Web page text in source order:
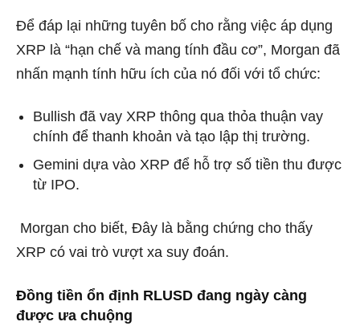
Để đáp lại những tuyên bố cho rằng việc áp dụng
XRP là “hạn chế và mang tính đầu cơ”, Morgan đã
nhấn mạnh tính hữu ích của nó đối với tổ chức:
Bullish đã vay XRP thông qua thỏa thuận vay
chính để thanh khoản và tạo lập thị trường.
Gemini dựa vào XRP để hỗ trợ số tiền thu được
từ IPO.
Morgan cho biết, Đây là bằng chứng cho thấy
XRP có vai trò vượt xa suy đoán.
Đồng tiền ổn định RLUSD đang ngày càng
được ưa chuộng